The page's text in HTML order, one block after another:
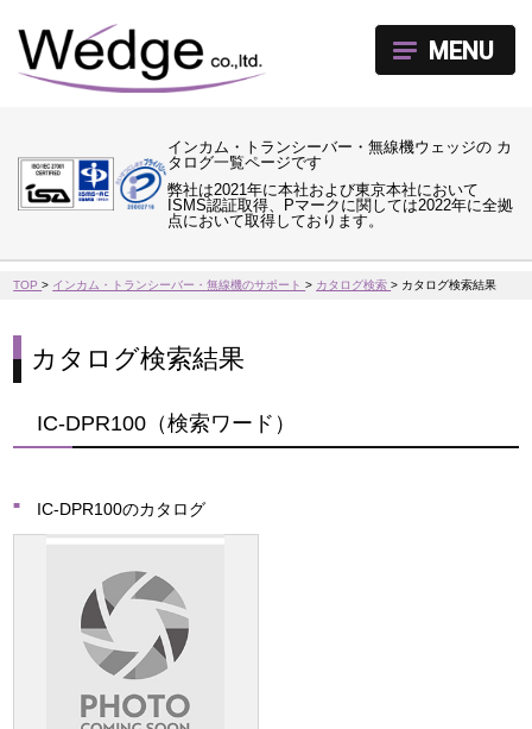
インカム・トランシーバー・無線機ウェッジの カ
タログ一覧ページです
弊社は2021年に本社および東京本社において
ISMS認証取得、Pマークに関しては2022年に全拠
点において取得しております。
MENU
TOP> インカム・トランシーバー・無線機のサポート> カタログ検索> カタログ検索結果
カタログ検索結果
IC-DPR100（検索ワード）
IC-DPR100のカタログ